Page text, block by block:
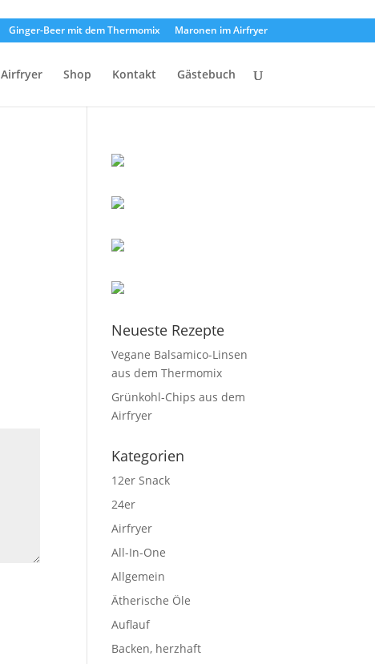
Ginger-Beer mit dem Thermomix Maronen im Airfryer
Airfryer Shop Kontakt Gästebuch
Neueste Rezepte
Vegane Balsamico-Linsen
aus dem Thermomix
Grünkohl-Chips aus dem
Airfryer
Kategorien
12er Snack
24er
Airfryer
All-In-One
Allgemein
Ätherische Öle
Auflauf
Backen, herzhaft